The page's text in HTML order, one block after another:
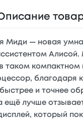
Миди — новая
таком компактном
благодаря
и точнее
ещё лучше
который